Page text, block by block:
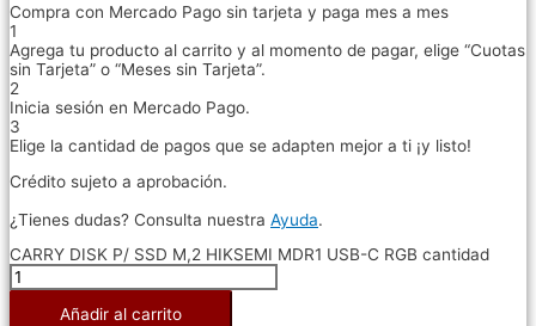
Compra con Mercado Pago sin tarjeta y paga mes a mes
1
Agrega tu producto al carrito y al momento de pagar, elige “Cuotas
sin Tarjeta” o “Meses sin Tarjeta”.
2
Inicia sesión en Mercado Pago.
3
Elige la cantidad de pagos que se adapten mejor a ti ¡y listo!
Crédito sujeto a aprobación.
¿Tienes dudas? Consulta nuestra Ayuda.
CARRY DISK P/ SSD M,2 HIKSEMI MDR1 USB-C RGB cantidad
Añadir al carrito